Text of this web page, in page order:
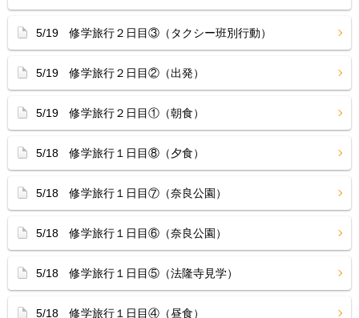
5/19 修学旅行２日目③（タクシー班別行動）
5/19 修学旅行２日目②（出発）
5/19 修学旅行２日目①（朝食）
5/18 修学旅行１日目⑧（夕食）
5/18 修学旅行１日目⑦（奈良公園）
5/18 修学旅行１日目⑥（奈良公園）
5/18 修学旅行１日目⑤（法隆寺見学）
5/18 修学旅行１日目④（昼食）